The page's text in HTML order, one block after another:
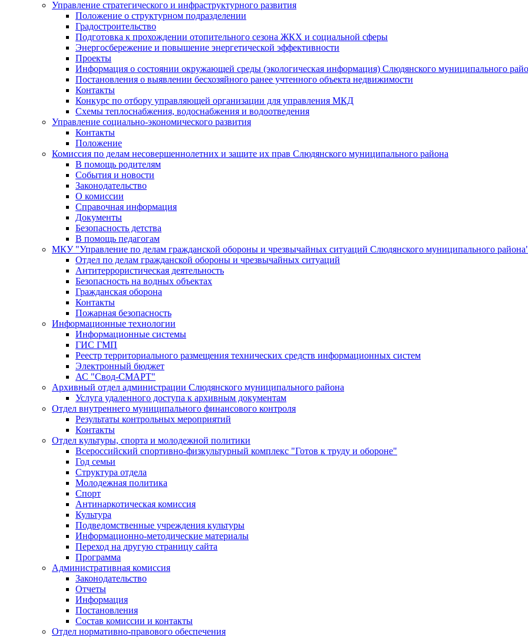
Управление стратегического и инфраструктурного развития
Положение о структурном подразделении
Градостроительство
Подготовка к прохождении отопительного сезона ЖКХ и социальной сферы
Энергосбережение и повышение энергетической эффективности
Проекты
Информация о состоянии окружающей среды (экологическая информация) Слюдянского муниципального
Постановления о выявлении бесхозяйного ранее учтенного объекта недвижимости
Контакты
Конкурс по отбору управляющей организации для управления МКД
Схемы теплоснабжения, водоснабжения и водоотведения
Управление социально-экономического развития
Контакты
Положение
Комиссия по делам несовершеннолетних и защите их прав Слюдянского муниципального района
В помощь родителям
События и новости
Законодательство
О комиссии
Справочная информация
Документы
Безопасность детства
В помощь педагогам
МКУ "Управление по делам гражданской обороны и чрезвычайных ситуаций Слюдянского муниципального
Отдел по делам гражданской обороны и чрезвычайных ситуаций
Антитеррористическая деятельность
Безопасность на водных объектах
Гражданская оборона
Контакты
Пожарная безопасность
Информационные технологии
Информационные системы
ГИС ГМП
Реестр территориального размещения технических средств информационных систем
Электронный бюджет
АС "Свод-СМАРТ"
Архивный отдел администрации Слюдянского муниципального района
Услуга удаленного доступа к архивным документам
Отдел внутреннего муниципального финансового контроля
Результаты контрольных мероприятий
Контакты
Отдел культуры, спорта и молодежной политики
Всероссийский спортивно-физкультурный комплекс "Готов к труду и обороне"
Год семьи
Структура отдела
Молодежная политика
Спорт
Антинаркотическая комиссия
Культура
Подведомственные учреждения культуры
Информационно-методические материалы
Переход на другую страницу сайта
Программа
Административная комиссия
Законодательство
Отчеты
Информация
Постановления
Состав комиссии и контакты
Отдел нормативно-правового обеспечения